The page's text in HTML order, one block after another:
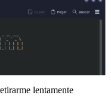
lentamente